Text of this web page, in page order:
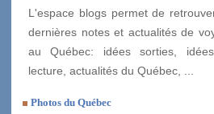
L'espace blogs permet de
dernières notes et actualités de
au Québec: idées sorties,
lecture, actualités du Québec, ...
Photos du Québec